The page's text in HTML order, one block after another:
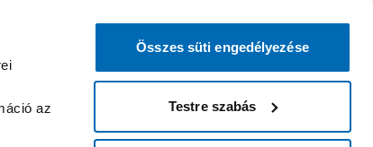
az
Összes süti engedélyezése
Testre szabás